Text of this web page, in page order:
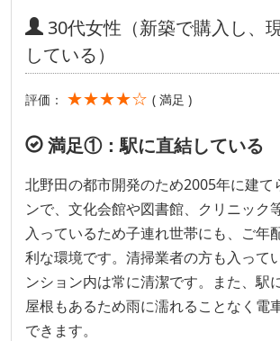
30代女性（新築で購入し、
している）
評価： ★★★★☆ ( 満足 )
満足①：駅に直結している
北野田の都市開発のため2005年に建て
ンで、文化会館や図書館、クリニック
入っているため子連れ世帯にも、ご年
利な環境です。清掃業者の方も入って
ンション内は常に清潔です。また、駅
屋根もあるため雨に濡れることなく電
できます。